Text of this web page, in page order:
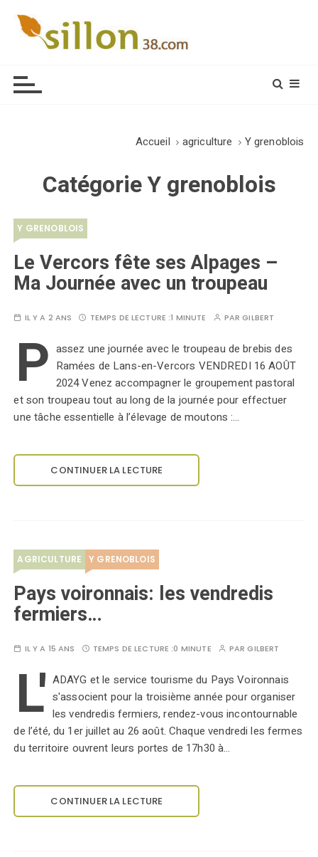
Accueil agriculture Y grenoblois
CatégorieY grenoblois
Y GRENOBLOIS
Le Vercors fête ses Alpages –
Ma Journée avec un troupeau
IL Y A 2 ANS TEMPS DE LECTURE :1 MINUTE PARGILBERT
P assez une journée avec le troupeau de brebis des
Ramées de Lans-en-Vercors VENDREDI 16 AOÛT
2024 Venez accompagner le groupement pastoral
et son troupeau tout au long de la journée pour effectuer
une tâche essentielle à l’élevage de moutons :…
CONTINUER LA LECTURE
AGRICULTURE Y GRENOBLOIS
Pays voironnais: les vendredis
fermiers…
IL Y A 15 ANS TEMPS DE LECTURE :0 MINUTE PARGILBERT
L' ADAYG et le service tourisme du Pays Voironnais
s'associent pour la troisième année pour organiser
les vendredis fermiers, rendez-vous incontournable
de l’été, du 1er juillet au 26 août. Chaque vendredi les fermes
du territoire ouvrent leurs portes de 17h30 à…
CONTINUER LA LECTURE